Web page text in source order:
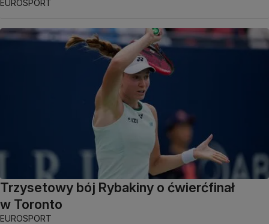
EUROSPORT
Trzysetowy bój Rybakiny o ćwierćfinał
w Toronto
EUROSPORT